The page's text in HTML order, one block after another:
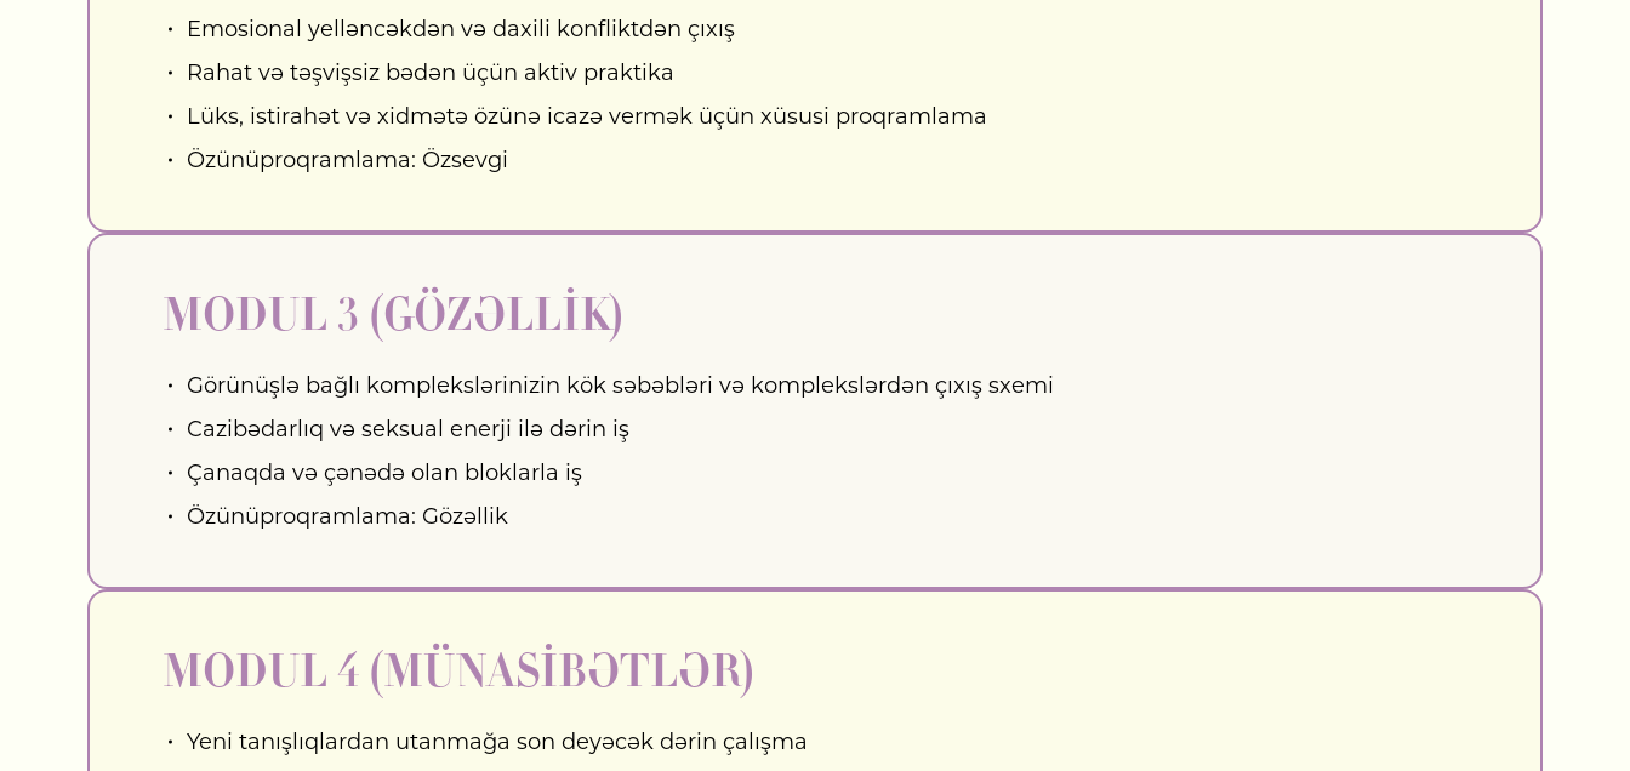
Emosional yelləncəkdən və daxili konfliktdən çıxış
Rahat və təşvişsiz bədən üçün aktiv praktika
Lüks, istirahət və xidmətə özünə icazə vermək üçün xüsusi proqramlama
Özünüproqramlama: Özsevgi
MODUL 3 (GÖZƏLLİK)
Görünüşlə bağlı komplekslərinizin kök səbəbləri və komplekslərdən çıxış sxemi
Cazibədarlıq və seksual enerji ilə dərin iş
Çanaqda və çənədə olan bloklarla iş
Özünüproqramlama: Gözəllik
MODUL 4 (MÜNASİBƏTLƏR)
Yeni tanışlıqlardan utanmağa son deyəcək dərin çalışma